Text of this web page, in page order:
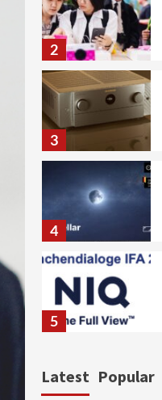
2
3
4
5
Latest Popular